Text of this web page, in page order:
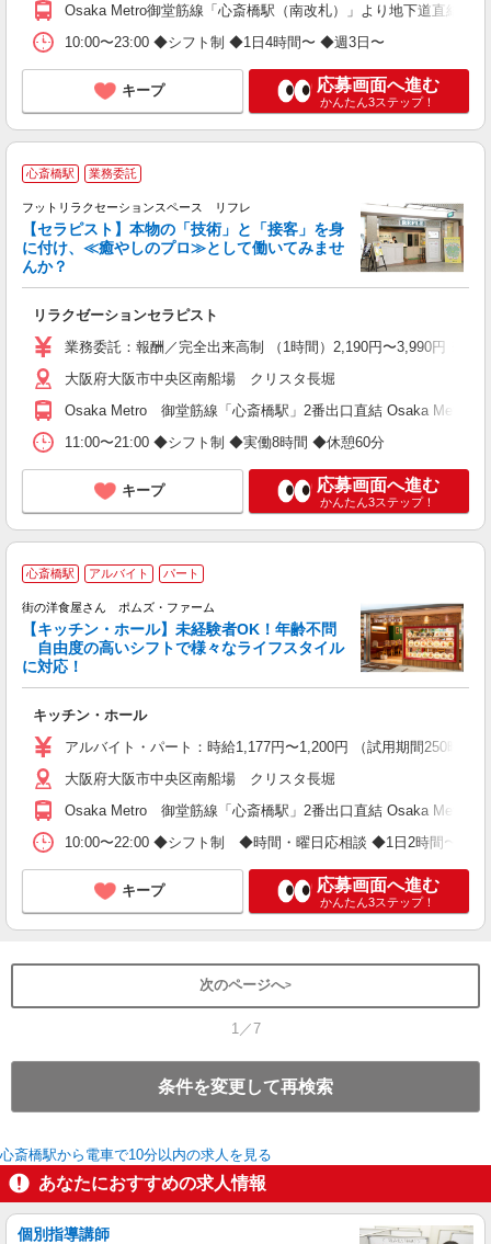
Osaka Metro御堂筋線「心斎橋駅（南改札）」より地下道直結
10:00〜23:00 ◆シフト制 ◆1日4時間〜 ◆週3日〜
キープ 応募画面へ進む
かんたん3ステップ！
心斎橋駅 業務委託
フットリラクセーションスペース リフレ
【セラピスト】本物の「技術」と「接客」を身
に付け、≪癒やしのプロ≫として働いてみませ
んか？
リラクゼーションセラピスト
業務委託：報酬／完全出来高制 （1時間）2,190円〜3,990円 ※ラ
大阪府大阪市中央区南船場 クリスタ長堀
Osaka Metro 御堂筋線「心斎橋駅」2番出口直結 Osaka Metro
11:00〜21:00 ◆シフト制 ◆実働8時間 ◆休憩60分
キープ 応募画面へ進む
かんたん3ステップ！
心斎橋駅 アルバイト パート
街の洋食屋さん ポムズ・ファーム
【キッチン・ホール】未経験者OK！年齢不問
自由度の高いシフトで様々なライフスタイル
に対応！
キッチン・ホール
アルバイト・パート：時給1,177円〜1,200円 （試用期間250時間
大阪府大阪市中央区南船場 クリスタ長堀
Osaka Metro 御堂筋線「心斎橋駅」2番出口直結 Osaka Metro
10:00〜22:00 ◆シフト制 ◆時間・曜日応相談 ◆1日2時間〜 ◆
キープ 応募画面へ進む
かんたん3ステップ！
次のページへ
1／7
条件を変更して再検索
心斎橋駅から電車で10分以内の求人を見る
あなたにおすすめの求人情報
個別指導講師